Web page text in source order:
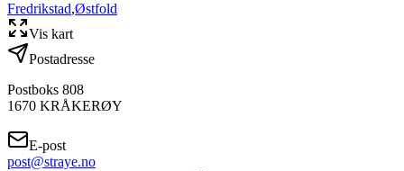
Fredrikstad,Østfold
Vis kart
Postadresse
Postboks 808
1670 KRÅKERØY
E-post
post@straye.no